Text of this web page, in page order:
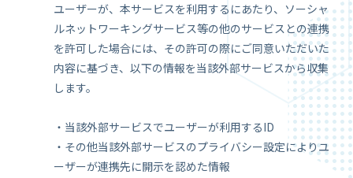
ユーザーが、本サービスを利用するにあたり、ソーシャ
ルネットワーキングサービス等の他のサービスとの連携
を許可した場合には、その許可の際にご同意いただいた
内容に基づき、以下の情報を当該外部サービスから収集
します。
・当該外部サービスでユーザーが利用するID
・その他当該外部サービスのプライバシー設定によりユ
ーザーが連携先に開示を認めた情報